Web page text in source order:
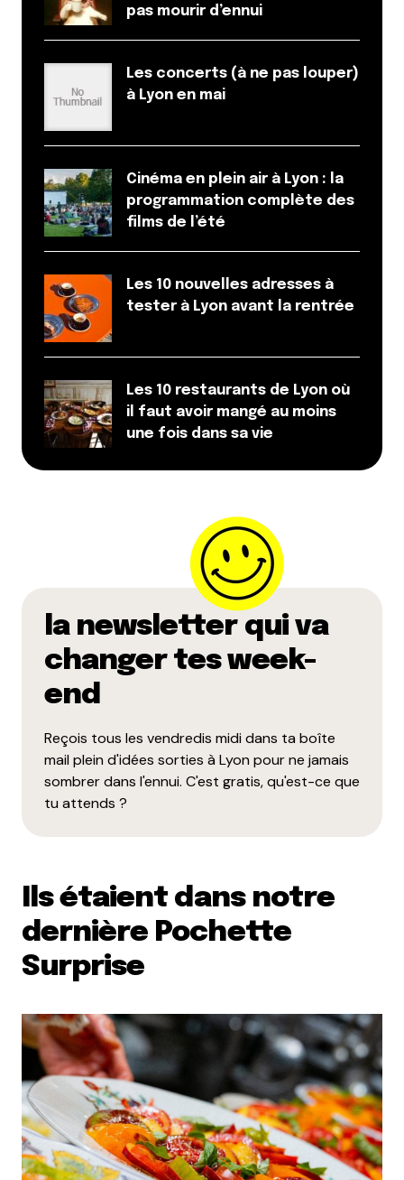
pas mourir d’ennui
Les concerts (à ne pas louper)
à Lyon en mai
Cinéma en plein air à Lyon : la
programmation complète des
films de l’été
Les 10 nouvelles adresses à
tester à Lyon avant la rentrée
Les 10 restaurants de Lyon où
il faut avoir mangé au moins
une fois dans sa vie
la newsletter qui va
changer tes week-
end
Reçois tous les vendredis midi dans ta boîte
mail plein d'idées sorties à Lyon pour ne jamais
sombrer dans l'ennui. C'est gratis, qu'est-ce que
tu attends ?
Ils étaient dans notre
dernière Pochette
Surprise